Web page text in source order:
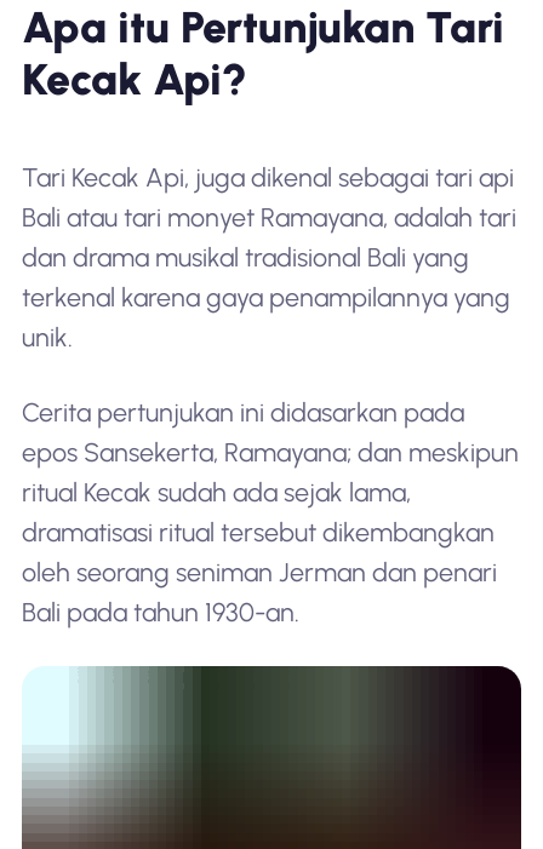
Apa itu Pertunjukan Tari
Kecak Api?
Tari Kecak Api, juga dikenal sebagai tari api
Bali atau tari monyet Ramayana, adalah tari
dan drama musikal tradisional Bali yang
terkenal karena gaya penampilannya yang
unik.
Cerita pertunjukan ini didasarkan pada
epos Sansekerta, Ramayana; dan meskipun
ritual Kecak sudah ada sejak lama,
dramatisasi ritual tersebut dikembangkan
oleh seorang seniman Jerman dan penari
Bali pada tahun 1930-an.